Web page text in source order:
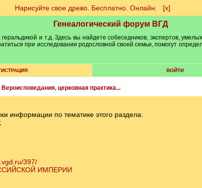
Нарисуйте свое древо. Бесплатно. Онлайн. [х]
Генеалогический форум ВГД
и т.д. Здесь вы найдете собеседников, экспертов,
при исследовании родословной своей семьи, помогут
ВОЙТИ
Вероисповедания, церковная практика...
информации по тематике этого раздела:
397/
ИМПЕРИИ